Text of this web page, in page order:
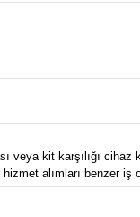
kit karşılığı cihaz
alımları benzer iş